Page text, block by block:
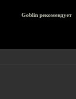
Goblin рекомендует